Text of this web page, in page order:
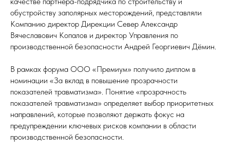
обустройству заполярных месторождений, представляли
Компанию директор Дирекции Север Александр
Вячеславович Копалов и директор Управления по
производственной безопасности Андрей Георгиевич Дёмин.
В рамках форума ООО «Премиум» получило диплом в
номинации «За вклад в повышение прозрачности
показателей травматизма». Понятие «прозрачность
показателей травматизма» определяет выбор приоритетных
направлений, которые позволяют держать фокус на
предупреждении ключевых рисков компании в области
производственной безопасности.